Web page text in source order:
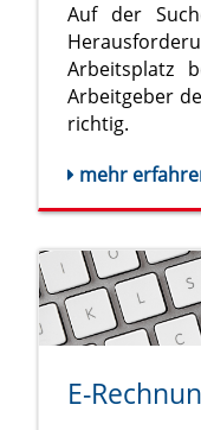
Auf der
Arbeitsplatz
Arbeitgeber
richtig.
mehr
E-